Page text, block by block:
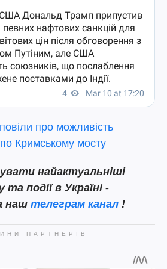
про можливість
Кримському мосту
найактуальніші
події в Україні -
наш телеграм канал !